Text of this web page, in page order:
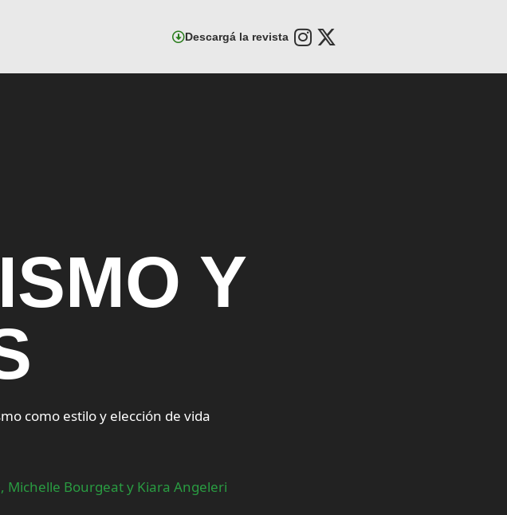
Descargá la revista
Y
como estilo y elección de vida
Michelle Bourgeat y Kiara Angeleri